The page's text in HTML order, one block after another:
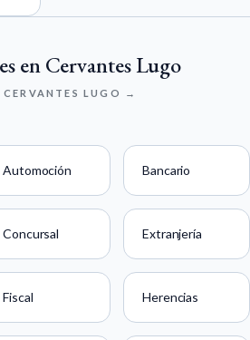
en Cervantes Lugo
LUGO →
Automoción Bancario
Concursal Extranjería
Fiscal Herencias